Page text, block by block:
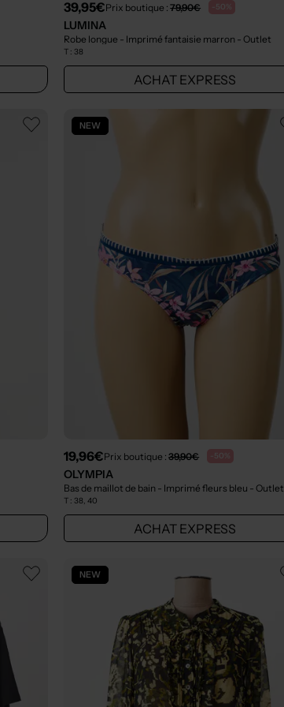
39,95€Prix boutique :79,90€ -50%
LUMINA
Robe longue - Imprimé fantaisie marron - Outlet
T :38
ACHAT EXPRESS
NEW
19,96€Prix boutique :39,90€ -50%
OLYMPIA
Bas de maillot de bain - Imprimé fleurs bleu - Outlet
T :38, 40
ACHAT EXPRESS
NEW